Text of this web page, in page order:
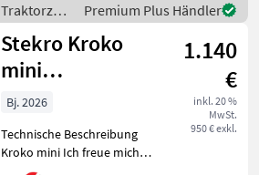
Traktorzubehör
/ Stekro
Premium Plus Händler
Stekro Kroko
mini
verschiedene
Aufnahmen
(25549)
1.140
€
inkl. 20 %
MwSt.
950 € exkl.
Bj. 2026
Technische Beschreibung
Kroko mini Ich freue mich,
Ihnen im